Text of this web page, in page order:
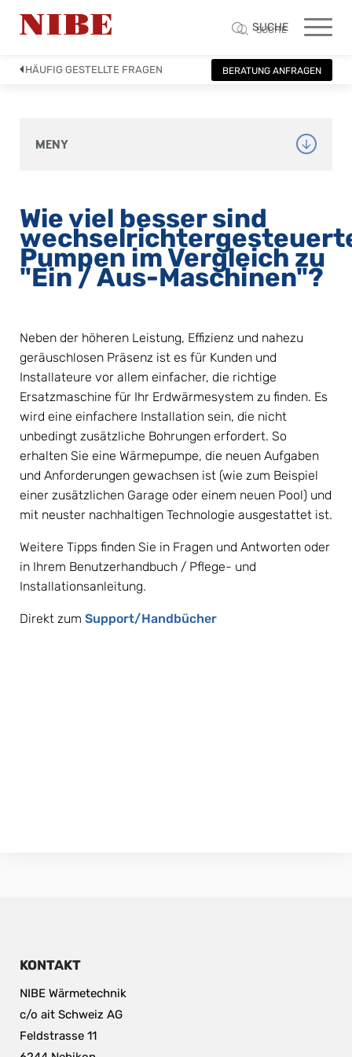
SUCHE
SUCHE
HÄUFIG GESTELLTE FRAGEN BERATUNG ANFRAGEN
MENY
Wie viel besser sind
Pumpen im Vergleich zu
"Ein / Aus-Maschinen"?
Neben der höheren Leistung, Effizienz und nahezu
geräuschlosen Präsenz ist es für Kunden und
Installateure vor allem einfacher, die richtige
Ersatzmaschine für Ihr Erdwärmesystem zu finden. Es
wird eine einfachere Installation sein, die nicht
unbedingt zusätzliche Bohrungen erfordert. So
erhalten Sie eine Wärmepumpe, die neuen Aufgaben
und Anforderungen gewachsen ist (wie zum Beispiel
einer zusätzlichen Garage oder einem neuen Pool) und
mit neuster nachhaltigen Technologie ausgestattet ist.
Weitere Tipps finden Sie in Fragen und Antworten oder
in Ihrem Benutzerhandbuch / Pflege- und
Installationsanleitung.
Direkt zum Support/Handbücher
KONTAKT
NIBE Wärmetechnik
c/o ait Schweiz AG
Feldstrasse 11